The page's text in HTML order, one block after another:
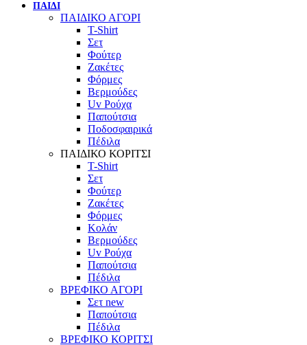
ΠΑΙΔΙ
ΠΑΙΔΙΚΟ ΑΓΟΡΙ
T-Shirt
Σετ
Φούτερ
Ζακέτες
Φόρμες
Βερμούδες
Uv Ρούχα
Παπούτσια
Ποδοσφαιρικά
Πέδιλα
ΠΑΙΔΙΚΟ ΚΟΡΙΤΣΙ
T-Shirt
Σετ
Φούτερ
Ζακέτες
Φόρμες
Κολάν
Βερμούδες
Uv Ρούχα
Παπούτσια
Πέδιλα
ΒΡΕΦΙΚΟ ΑΓΟΡΙ
Σετ new
Παπούτσια
Πέδιλα
ΒΡΕΦΙΚΟ ΚΟΡΙΤΣΙ